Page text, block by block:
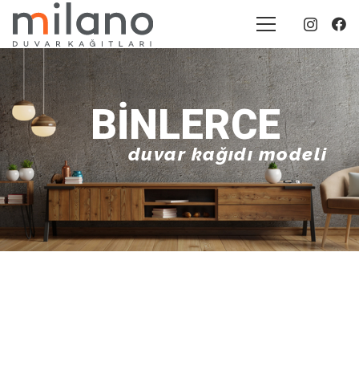
BINLERCE
duvar kağıdı modeli